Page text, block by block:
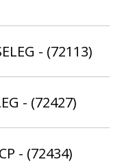
- (72113)
- (72427)
- (72434)